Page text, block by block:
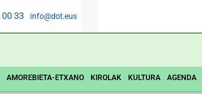
00 33 info@dot.eus
AMOREBIETA-ETXANO KIROLAK KULTURA AGENDA